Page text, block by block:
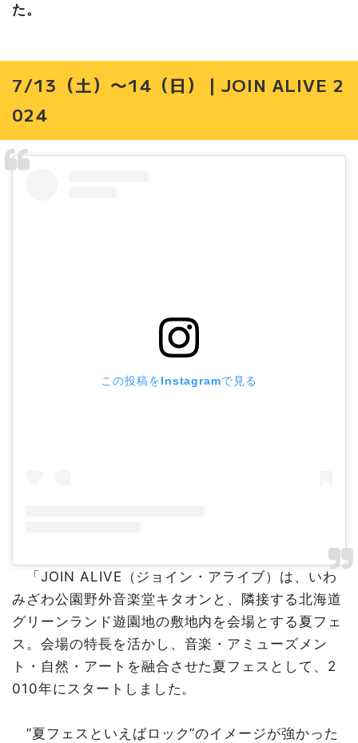
た。
7/13（土）〜14（日）｜JOIN ALIVE 2
024
この投稿をInstagramで見る
「JOIN ALIVE（ジョイン・アライブ）は、いわ
みざわ公園野外⾳楽堂キタオンと、隣接する北海道
グリーンランド遊園地の敷地内を会場とする夏フェ
ス。会場の特長を活かし、音楽・アミューズメン
ト・自然・アートを融合させた夏フェスとして、2
010年にスタートしました。
”夏フェスといえばロック”のイメージが強かった